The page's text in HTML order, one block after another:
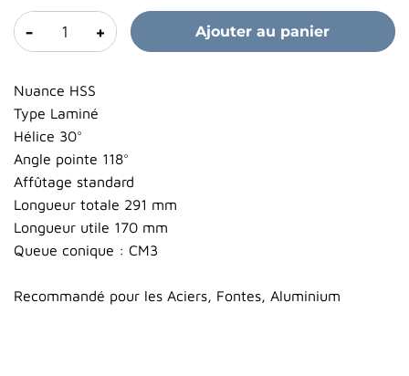
- + Ajouter au panier
Nuance HSS
Type Laminé
Hélice 30°
Angle pointe 118°
Affûtage standard
Longueur totale 291 mm
Longueur utile 170 mm
Queue conique : CM3
Recommandé pour les Aciers, Fontes, Aluminium